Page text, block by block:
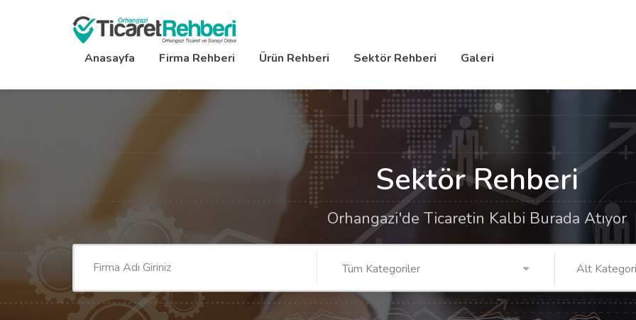
Anasayfa Firma Rehberi Ürün Rehberi Sektör Rehberi Galeri
Sektör Rehberi
Orhangazi'de Ticaretin Kalbi Burada Atıyor
Tüm Kategoriler Alt